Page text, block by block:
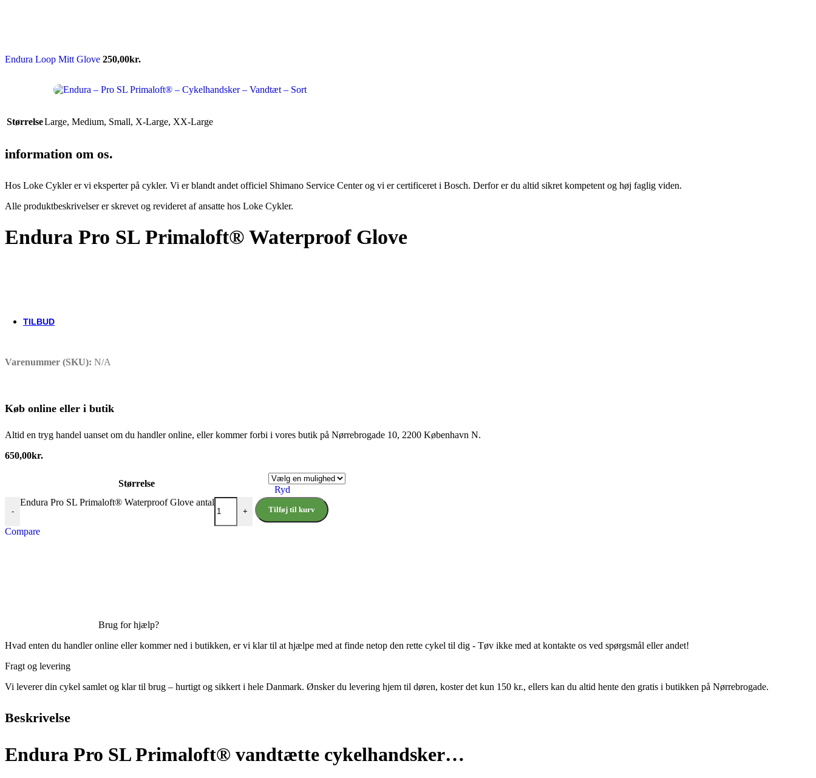
Gazelle
Knog
Merida
Pelago
PRO
Reelight
Remington
Selle Royal
SKS
SMART
TILBUD
Endura Loop Mitt Glove 250,00kr.
StørrelseLarge, Medium, Small, X-Large, XX-Large
information om os.
Hos Loke Cykler er vi eksperter på cykler. Vi er blandt andet officiel Shimano Service Center og vi er certificeret i Bosch. Derfor er du altid sikret kompetent og høj faglig viden.
Alle produktbeskrivelser er skrevet og revideret af ansatte hos Loke Cykler.
Endura Pro SL Primaloft® Waterproof Glove
Varenummer (SKU): N/A
Køb online eller i butik
Altid en tryg handel uanset om du handler online, eller kommer forbi i vores butik på Nørrebrogade 10, 2200 København N.
650,00kr.
Størrelse
Ryd
-
Endura Pro SL Primaloft® Waterproof Glove antal
+ Tilføj til kurv
Compare
Brug for hjælp?
Hvad enten du handler online eller kommer ned i butikken, er vi klar til at hjælpe med at finde netop den rette cykel til dig - Tøv ikke med at kontakte os ved spørgsmål eller andet!
Fragt og levering
Vi leverer din cykel samlet og klar til brug – hurtigt og sikkert i hele Danmark. Ønsker du levering hjem til døren, koster det kun 150 kr., ellers kan du altid hente den gratis i butikken på Nørrebrogade.
Beskrivelse
Endura Pro SL Primaloft® vandtætte cykelhandsker…